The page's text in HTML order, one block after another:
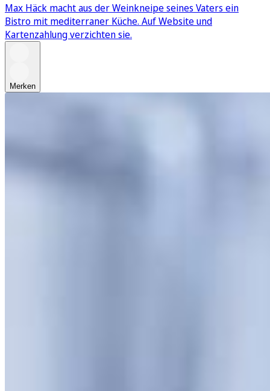
Max Häck macht aus der Weinkneipe seines Vaters ein
Bistro mit mediterraner Küche. Auf Website und
Kartenzahlung verzichten sie.
Merken